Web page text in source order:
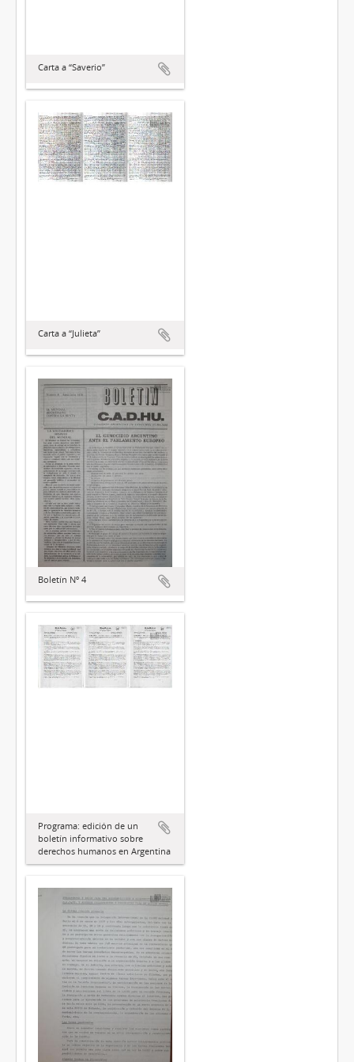
Carta a “Saverio”
Carta a “Julieta”
Boletín Nº 4
Programa: edición de un
boletín informativo sobre
derechos humanos en Argentina